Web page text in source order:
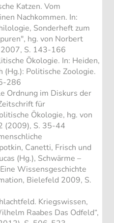
Katzen. Vom
Nachkommen. In:
Sonderheft zum
hg. von Norbert
2007, S. 143-166
Ökologie. In: Heiden,
(Hg.): Politische Zoologie.
286
Ordnung im Diskurs der
für
Ökologie, hg. von
(2009), S. 35-44
Canetti, Frisch und
(Hg.), Schwärme –
Wissensgeschichte
Bielefeld 2009, S.
Kriegswissen,
Raabes Das Odfeld“,